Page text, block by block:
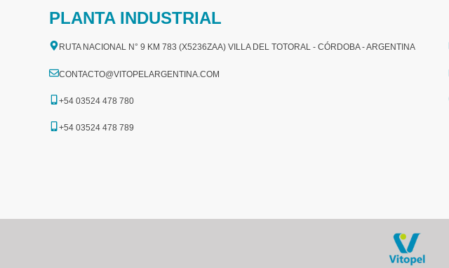
PLANTA INDUSTRIAL
RUTA NACIONAL N° 9 KM 783 (X5236ZAA) VILLA DEL TOTORAL - CÓRDOBA - ARGENTINA
CONTACTO@VITOPELARGENTINA.COM
+54 03524 478 780​
+54 03524 478 789​